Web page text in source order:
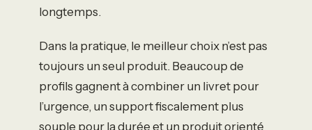
longtemps.
Dans la pratique, le meilleur choix n’est pas
toujours un seul produit. Beaucoup de
profils gagnent à combiner un livret pour
l’urgence, un support fiscalement plus
souple pour la durée et un produit orienté